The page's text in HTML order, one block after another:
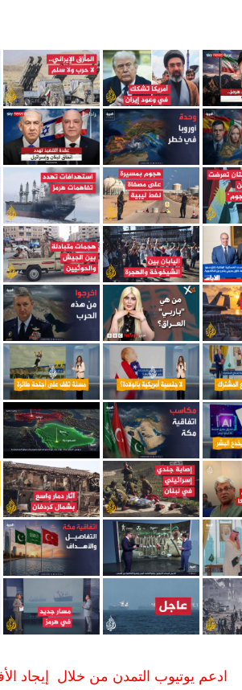
ادعم يوتيوب التمدن من خلال إيجاد